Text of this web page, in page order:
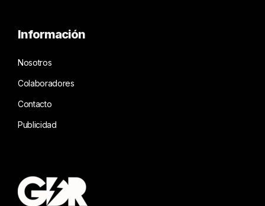
Información
Nosotros
Colaboradores
Contacto
Publicidad